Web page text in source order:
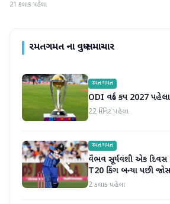
21 કલાક પહેલા
રમતગમતના વધુ સમાચાર
રમતગમત
ODI વર્લ્ડ કપ 2027
22 મિનિટ પહેલા
રમતગમત
વૈભવ સૂર્યવંશી એક દિવસ
T20 કિંગ બન્યા પછી
ભવિષ્યવાણી
2 કલાક પહેલા